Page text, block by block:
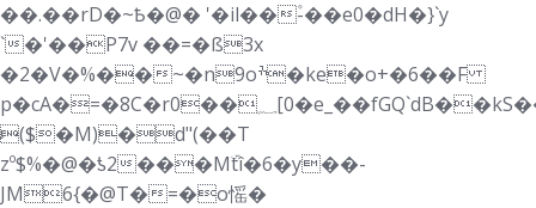
��.��rD�~Ҍ�@� '�il��۫-��e0�dH�}`y
`�'��P7v ��=�ß3x
�2�V�%��~�n9oׯ�ke�o+�6��F
p�cA�=�8C�r0��؁[0�e_��fGQ`dB��kS��7�FM�/`�u��b�w�M����>�bpP
̴($�M)�d"(��T
zº$%�@�ƾ2���Mۜtî�6�y��-
JM6{�@T�=�o愮�